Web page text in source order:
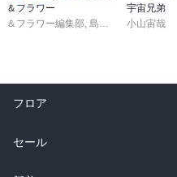
＆フラワー
＆フラワー編集部 島袋ユミ , ましい柚茉
宇宙兄弟
小山宙哉
フロア
総合
セール